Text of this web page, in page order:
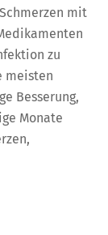
mit
zu
meisten
Besserung,
Monate